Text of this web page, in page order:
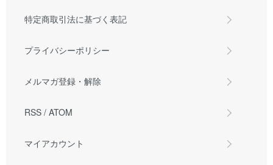
特定商取引法に基づく表記
プライバシーポリシー
メルマガ登録・解除
RSS / ATOM
マイアカウント